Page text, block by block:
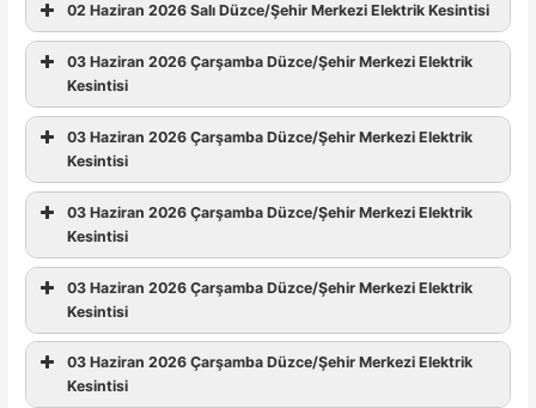
02 Haziran 2026 Salı Düzce/Şehir Merkezi Elektrik Kesintisi
03 Haziran 2026 Çarşamba Düzce/Şehir Merkezi Elektrik
Kesintisi
03 Haziran 2026 Çarşamba Düzce/Şehir Merkezi Elektrik
Kesintisi
03 Haziran 2026 Çarşamba Düzce/Şehir Merkezi Elektrik
Kesintisi
03 Haziran 2026 Çarşamba Düzce/Şehir Merkezi Elektrik
Kesintisi
03 Haziran 2026 Çarşamba Düzce/Şehir Merkezi Elektrik
Kesintisi